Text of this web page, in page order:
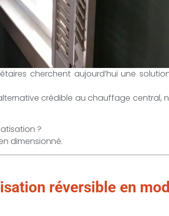
cherchent aujourd’hui une
crédible au chauffage central,
?
dimensionné.
réversible en